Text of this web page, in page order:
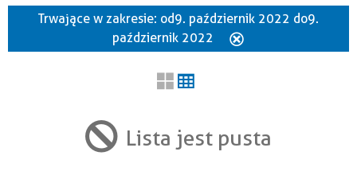
Szukana fraza
Trwające w zakresie
Trwające w zakresie: od 9. październik 2022 do 9.
październik 2022
Lista jest pusta